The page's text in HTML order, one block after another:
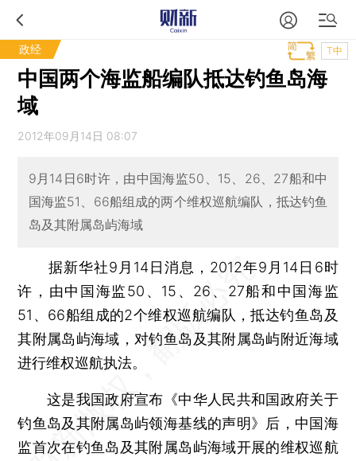
政经 T中
中国两个海监船编队抵达钓鱼岛海
域
2012年09月14日 08:07
9月14日6时许，由中国海监50、15、26、27船和中
国海监51、66船组成的两个维权巡航编队，抵达钓鱼
岛及其附属岛屿海域
据新华社9月14日消息，2012年9月14日6时
许，由中国海监50、15、26、27船和中国海监
51、66船组成的2个维权巡航编队，抵达钓鱼岛及
其附属岛屿海域，对钓鱼岛及其附属岛屿附近海域
进行维权巡航执法。
这是我国政府宣布《中华人民共和国政府关于
钓鱼岛及其附属岛屿领海基线的声明》后，中国海
监首次在钓鱼岛及其附属岛屿海域开展的维权巡航